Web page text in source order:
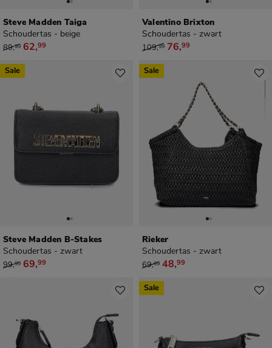
Steve Madden Taiga
Schoudertas - beige
van € 89,99 voor € 62,99
89,99 62,99
Valentino Brixton
Schoudertas - zwart
van € 109,99 voor € 76,99
109,99 76,99
Steve Madden B-Stakes
Schoudertas - zwart
van € 99,99 voor € 69,99
99,99 69,99
Sale
Rieker
Schoudertas - zwart
van € 69,99 voor € 48,99
69,99 48,99
Sale
Sale